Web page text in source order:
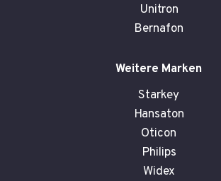
Unitron
Bernafon
Weitere Marken
Starkey
Hansaton
Oticon
Philips
Widex